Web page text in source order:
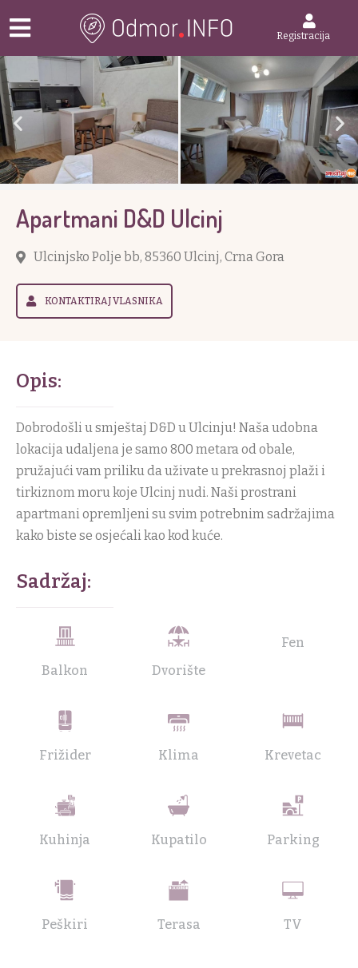
Registracija
Apartmani D&D Ulcinj
Ulcinjsko Polje bb, 85360 Ulcinj, Crna Gora
KONTAKTIRAJ VLASNIKA
Opis:
Dobrodošli u smještaj D&D u Ulcinju! Naša udobna
lokacija udaljena je samo 800 metara od obale,
pružajući vam priliku da uživate u prekrasnoj plaži i
tirkiznom moru koje Ulcinj nudi. Naši prostrani
apartmani opremljeni su svim potrebnim sadržajima
kako biste se osjećali kao kod kuće.
Sadržaj:
Balkon Dvorište
Fen
Frižider Klima Krevetac
Kuhinja Kupatilo Parking
Peškiri Terasa TV